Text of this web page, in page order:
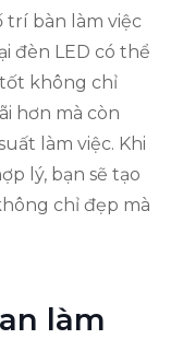
trí bàn làm việc
đèn LED có thể
không chỉ
hơn mà còn
làm việc. Khi
lý, bạn sẽ tạo
chỉ đẹp mà
làm